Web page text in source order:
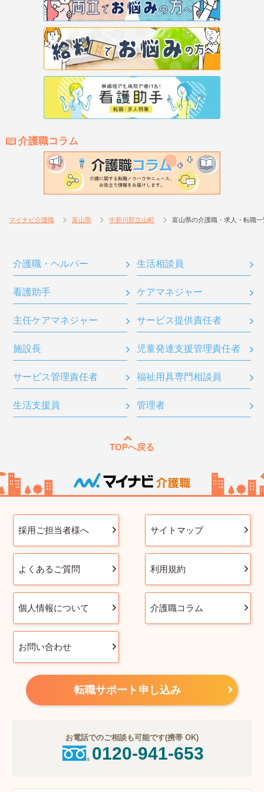
介護職コラム
マイナビ介護職 富山県 中新川郡立山町 富山県の介護職・求人・転職一
介護職・ヘルパー 生活相談員
看護助手 ケアマネジャー
主任ケアマネジャー サービス提供責任者
施設長 児童発達支援管理責任者
サービス管理責任者 福祉用具専門相談員
生活支援員 管理者
TOPへ戻る
採用ご担当者様へ サイトマップ
よくあるご質問 利用規約
個人情報について 介護職コラム
お問い合わせ
転職サポート申し込み
お電話でのご相談も可能です(携帯 OK)
0120-941-653